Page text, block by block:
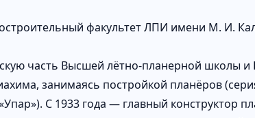
факультет ЛПИ имени М. И.
часть Высшей лётно-планерной школы
занимаясь постройкой планёров
С 1933 года — главный конструктор